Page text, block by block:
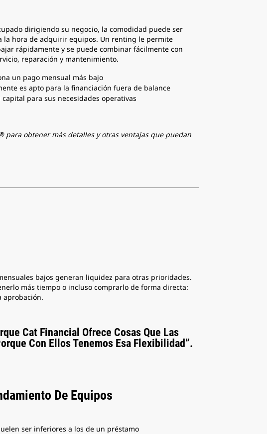
dirigiendo su negocio, la comodidad puede ser
la hora de adquirir equipos. Un renting le permite
rápidamente y se puede combinar fácilmente con
reparación y mantenimiento.
un pago mensual más bajo
es apto para la financiación fuera de balance
capital para sus necesidades operativas
para obtener más detalles y otras ventajas que puedan
bajos generan liquidez para otras prioridades.
más tiempo o incluso comprarlo de forma directa:
aprobación.
Cat Financial Ofrece Cosas Que Las
Con Ellos Tenemos Esa Flexibilidad”.
De Equipos
ser inferiores a los de un préstamo